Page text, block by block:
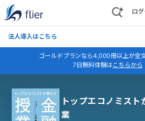
ロ
法人導入はこちら
ゴールドプランなら4,000冊以上が全
7日無料体験はこちらから
トップエコノミス
業